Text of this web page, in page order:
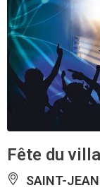
Fête du
SAINT-